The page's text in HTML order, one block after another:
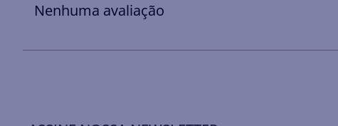
Nenhuma avaliação